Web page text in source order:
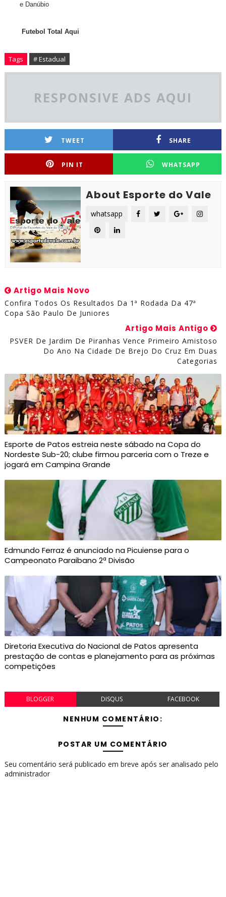
e Danúbio
Futebol Total Aqui
Tags # Estadual
RESPONSIVE ADS AQUI
TWEET SHARE
PIN IT WHATSAPP
About Esporte do Vale
whatsapp
Artigo Mais Novo
Confira Todos Os Resultados Da 1ª Rodada Da 47ª
Copa São Paulo De Juniores
Artigo Mais Antigo
PSVER De Jardim De Piranhas Vence Primeiro Amistoso
Do Ano Na Cidade De Brejo Do Cruz Em Duas
Categorias
Esporte de Patos estreia neste sábado na Copa do
Nordeste Sub-20; clube firmou parceria com o Treze e
jogará em Campina Grande
Edmundo Ferraz é anunciado na Picuiense para o
Campeonato Paraibano 2ª Divisão
Diretoria Executiva do Nacional de Patos apresenta
prestação de contas e planejamento para as próximas
competições
BLOGGER DISQUS FACEBOOK
NENHUM COMENTÁRIO:
POSTAR UM COMENTÁRIO
Seu comentário será publicado em breve após ser analisado pelo
administrador